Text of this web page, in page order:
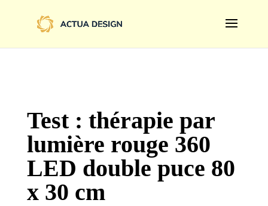
family=Limelight&display=swap');
Test : thérapie par
lumière rouge 360
LED double puce 80
x 30 cm